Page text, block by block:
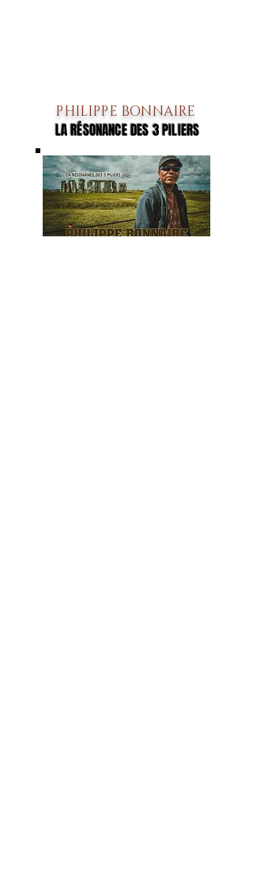
PHILIPPE BONNAIRE
LA RÉSONANCE DES 3 PILIERS